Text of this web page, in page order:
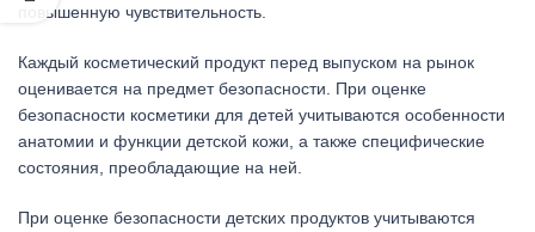
повышенную чувствительность.
Каждый косметический продукт перед выпуском на рынок
оценивается на предмет безопасности. При оценке
безопасности косметики для детей учитываются особенности
анатомии и функции детской кожи, а также специфические
состояния, преобладающие на ней.
При оценке безопасности детских продуктов учитываются